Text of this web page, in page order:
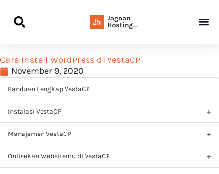
Cara Install WordPress di VestaCP
November 9, 2020
Panduan Lengkap VestaCP
Instalasi VestaCP
Manajemen VestaCP
Onlinekan Websitemu di VestaCP